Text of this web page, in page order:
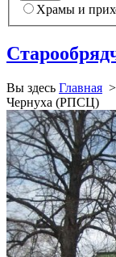
Храмы и
Вы здесь Главная >
Чернуха (РПСЦ)